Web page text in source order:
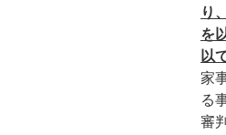
り
を
以
家
る
審